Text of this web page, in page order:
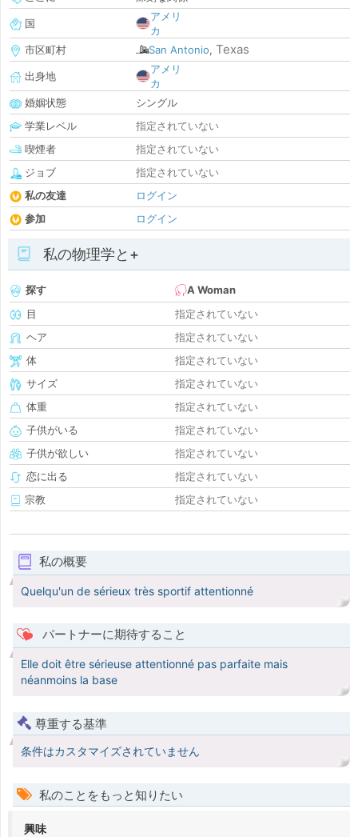
国
アメリ
カ
市区町村
San Antonio, Texas
出身地
アメリ
カ
婚姻状態
シングル
学業レベル
指定されていない
喫煙者
指定されていない
ジョブ
指定されていない
私の友達
ログイン
参加
ログイン
私の物理学と+
探す
A Woman
目
指定されていない
ヘア
指定されていない
体
指定されていない
サイズ
指定されていない
体重
指定されていない
子供がいる
指定されていない
子供が欲しい
指定されていない
恋に出る
指定されていない
宗教
指定されていない
私の概要
Quelqu'un de sérieux très sportif attentionné
パートナーに期待すること
Elle doit être sérieuse attentionné pas parfaite mais
néanmoins la base
尊重する基準
条件はカスタマイズされていません
私のことをもっと知りたい
興味